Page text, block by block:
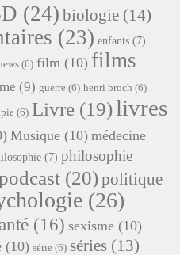
(24) biologie (14)
(23) enfants (7)
(6) film (10) films
(9) guerre (6) henri broch (6)
(6) Livre (19)livres
Musique (10) médecine
(7) philosophie
(20)politique
(26)
(16) sexisme (10)
(10) série (6) séries (13)